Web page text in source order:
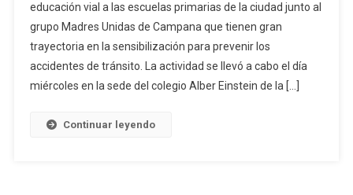
educación vial a las escuelas primarias de la ciudad junto al
grupo Madres Unidas de Campana que tienen gran
trayectoria en la sensibilización para prevenir los
accidentes de tránsito. La actividad se llevó a cabo el día
miércoles en la sede del colegio Alber Einstein de la […]
Continuar leyendo